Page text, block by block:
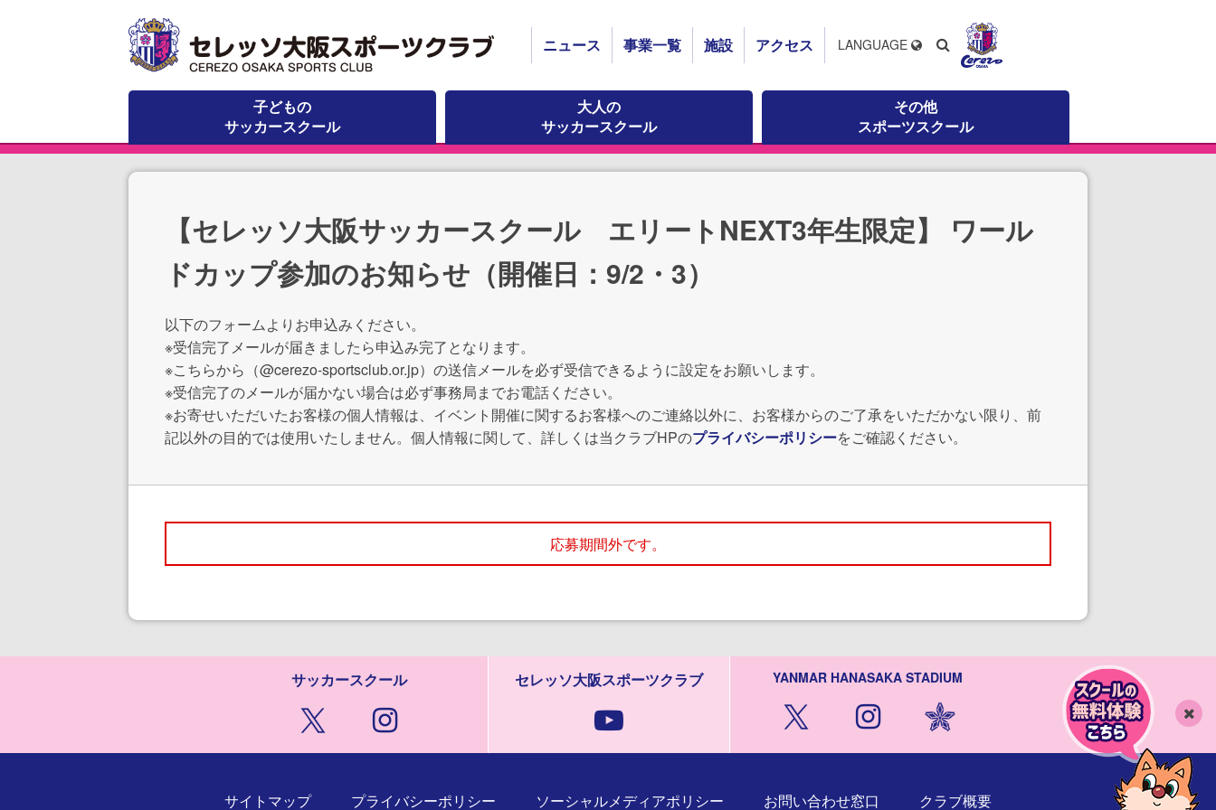
ニュース 事業一覧 施設 アクセス
子どもの
サッカースクール
大人の
サッカースクール
その他
スポーツスクール
LANGUAGE
【セレッソ大阪サッカースクール エリートNEXT3年生限定】 ワール
ドカップ参加のお知らせ（開催日：9/2・3）
以下のフォームよりお申込みください。
※受信完了メールが届きましたら申込み完了となります。
※こちらから（@cerezo-sportsclub.or.jp）の送信メールを必ず受信できるように設定をお願いします。
※受信完了のメールが届かない場合は必ず事務局までお電話ください。
※お寄せいただいたお客様の個人情報は、イベント開催に関するお客様へのご連絡以外に、お客様からのご了承をいただかない限り、前
記以外の目的では使用いたしません。個人情報に関して、詳しくは当クラブHPのプライバシーポリシーをご確認ください。
応募期間外です。
サッカースクール セレッソ大阪スポーツクラブ YANMAR HANASAKA STADIUM
サイトマップ プライバシーポリシー ソーシャルメディアポリシー お問い合わせ窓口 クラブ概要
じ
る